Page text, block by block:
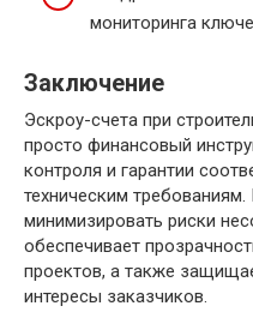
мониторинга
Заключение
Эскроу-счета при
просто финансовый
контроля и гарантии
техническим
минимизировать риски
обеспечивает
проектов, а также
интересы заказчиков.